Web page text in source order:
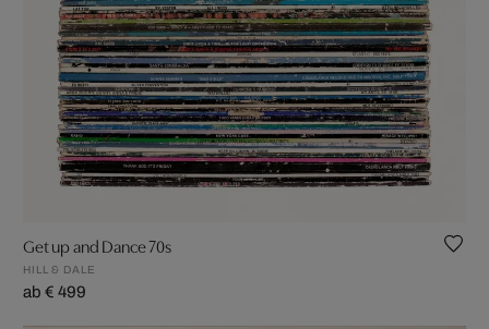
Get up and Dance 70s
HILL & DALE
ab € 499